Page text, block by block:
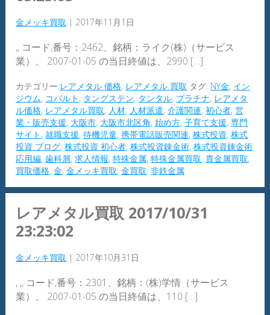
金メッキ買取 | 2017年11月1日
,, コード,番号：2462、銘柄：ライク(株)（サービス
業）、 2007-01-05 の当日終値は、2990 […]
カテゴリー:レアメタル 価格, レアメタル 買取 タグ: NY金, イン
ジウム, コバルト , タングステン, タンタル, プラチナ, レアメタ
ル価格, レアメタル買取, 人材, 人材派遣,介護関連,初心者,営
業・販売支援, 大阪市, 大阪市北区角,始め方,子育て支援,専門
サイト ,就職支援,待機児童,携帯電話販売関連,株式投資,株式
投資 ブログ,株式投資 初心者,株式投資錬金術,株式投資錬金術
応用編,歯科屑,求人情報,特殊金属,特殊金属買取,貴金属買取,
買取価格,金,金メッキ買取,金買取,非鉄金属
レアメタル買取 2017/10/31
23:23:02
金メッキ買取 | 2017年10月31日
, ,, コード,番号：2301、銘柄：(株)学情（サービス
業）、 2007-01-05 の当日終値は、110 […]